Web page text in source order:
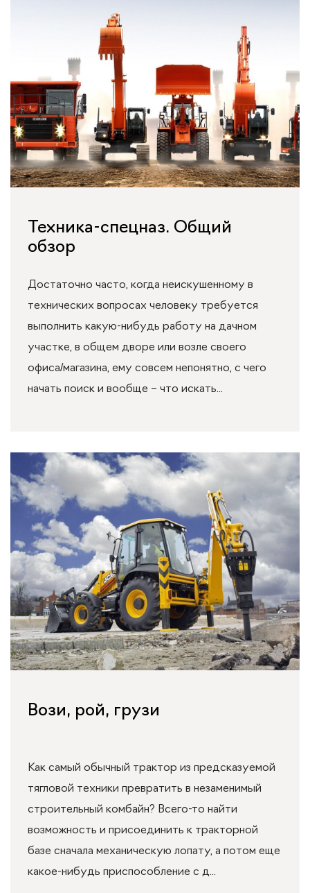
Техника-спецназ. Общий
обзор
Достаточно часто, когда неискушенному в
технических вопросах человеку требуется
выполнить какую-нибудь работу на дачном
участке, в общем дворе или возле своего
офиса/магазина, ему совсем непонятно, с чего
начать поиск и вообще – что искать...
Вози, рой, грузи
Как самый обычный трактор из предсказуемой
тягловой техники превратить в незаменимый
строительный комбайн? Всего-то найти
возможность и присоединить к тракторной
базе сначала механическую лопату, а потом еще
какое-нибудь приспособление с д...